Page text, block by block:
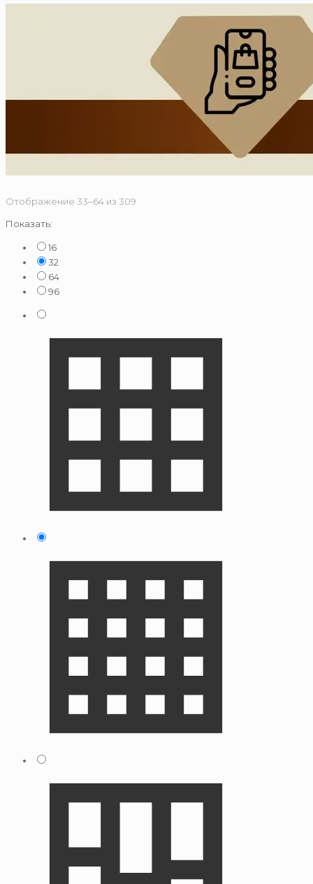
Отображение 33–64 из 309
Показать:
16
32
64
96